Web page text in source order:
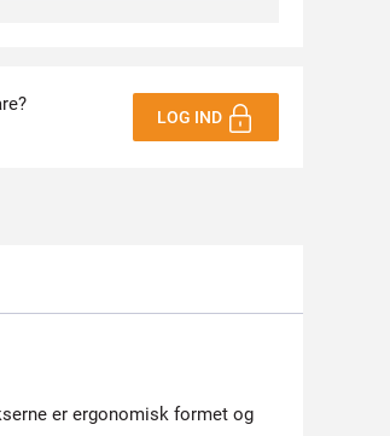
LOG IND
er ergonomisk formet og